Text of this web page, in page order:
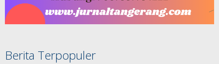
Berita Terpopuler